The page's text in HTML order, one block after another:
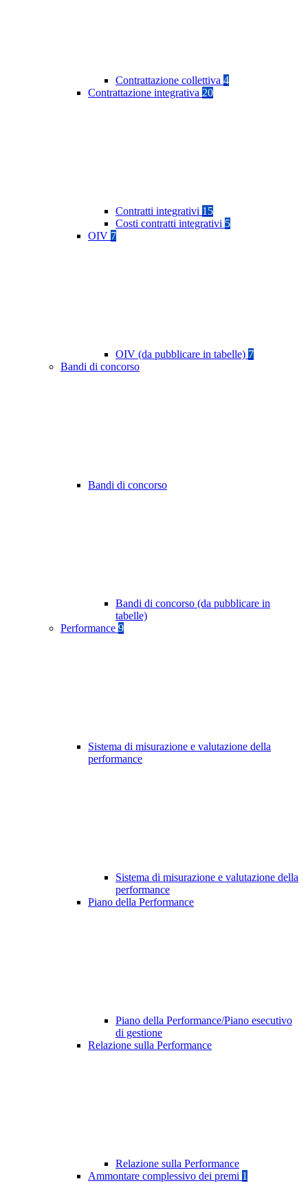
Contrattazione collettiva 4
Contrattazione integrativa 20
Contratti integrativi 15
Costi contratti integrativi 5
OIV 7
OIV (da pubblicare in tabelle) 7
Bandi di concorso
Bandi di concorso
Bandi di concorso (da pubblicare in
tabelle)
Performance 9
Sistema di misurazione e valutazione della
performance
Sistema di misurazione e valutazione della
performance
Piano della Performance
Piano della Performance/Piano esecutivo
di gestione
Relazione sulla Performance
Relazione sulla Performance
Ammontare complessivo dei premi 1